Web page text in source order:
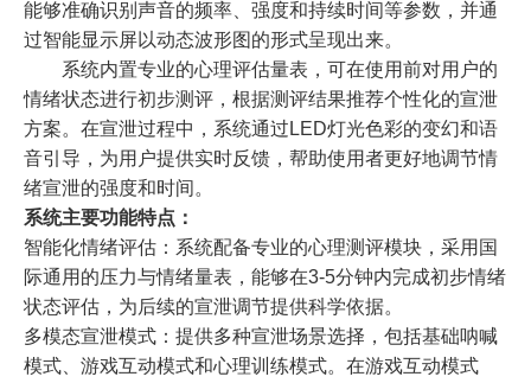
能够准确识别声音的频率、强度和持续时间等参数，并通
过智能显示屏以动态波形图的形式呈现出来。
系统内置专业的心理评估量表，可在使用前对用户的
情绪状态进行初步测评，根据测评结果推荐个性化的宣泄
方案。在宣泄过程中，系统通过LED灯光色彩的变幻和语
音引导，为用户提供实时反馈，帮助使用者更好地调节情
绪宣泄的强度和时间。
系统主要功能特点：
智能化情绪评估：系统配备专业的心理测评模块，采用国
际通用的压力与情绪量表，能够在3-5分钟内完成初步情绪
状态评估，为后续的宣泄调节提供科学依据。
多模态宣泄模式：提供多种宣泄场景选择，包括基础呐喊
模式、游戏互动模式和心理训练模式。在游戏互动模式